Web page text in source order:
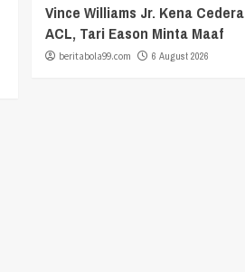
Vince Williams Jr. Kena Cedera
ACL, Tari Eason Minta Maaf
beritabola99.com 6 August 2026